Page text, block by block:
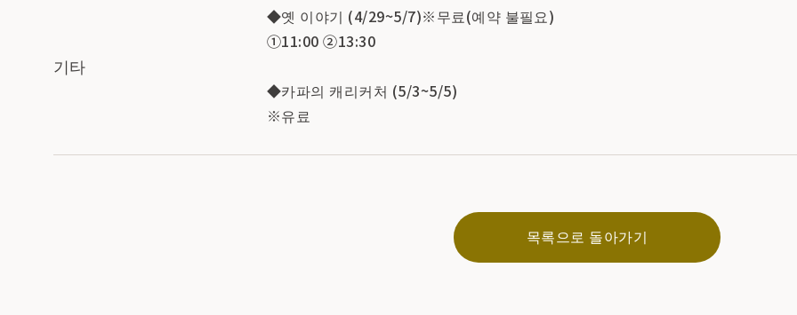
기타
◆옛 이야기 (4/29~5/7)※무료(예약 불필요)
①11:00 ②13:30
◆카파의 캐리커처 (5/3~5/5)
※유료
목록으로 돌아가기